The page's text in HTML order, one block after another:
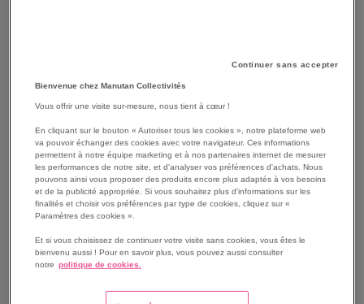
SKIP
BEGINNING
IMAGES
Les avantages
Plonge 2 bacs pouvant recevoir
Bord anti-ruissellement 40 mm.
Dosseret 100x20 mm.
Voir le descriptif complet
Continuer sans accepter
Bienvenue chez Manutan Collectivités
Vous offrir une visite sur-mesure, nous tient à cœur !
En cliquant sur le bouton « Autoriser tous les cookies », notre plateforme web
va pouvoir échanger des cookies avec votre navigateur. Ces informations
permettent à notre équipe marketing et à nos partenaires internet de mesurer
les performances de notre site, et d'analyser vos préférences d'achats. Nous
pouvons ainsi vous proposer des produits encore plus adaptés à vos besoins
et de la publicité appropriée. Si vous souhaitez plus d'informations sur les
finalités et choisir vos préférences par type de cookies, cliquez sur «
Paramètres des cookies ».
Et si vous choisissez de continuer votre visite sans cookies, vous êtes le
bienvenu aussi ! Pour en savoir plus, vous pouvez aussi consulter
notre politique de cookies.